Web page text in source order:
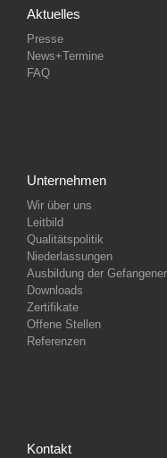
Aktuelles
Presse
News+Termine
FAQ
Unternehmen
Wir über uns
Leitbild
Qualitätspolitik
Niederlassungen
Ausbildung der
Downloads
Zertifikate
Offene Stellen
Referenzen
Kontakt